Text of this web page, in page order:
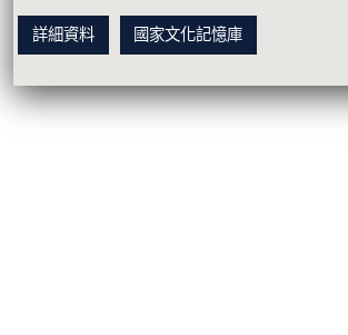
詳細資料 國家文化記憶庫